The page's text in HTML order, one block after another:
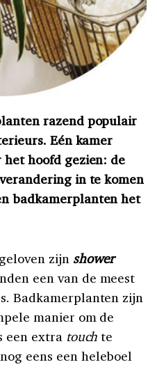
razend populair
Eén kamer
hoofd gezien: de
in te komen
badkamerplanten het
zijn shower
een van de meest
Badkamerplanten zijn
manier om de
een extra touch te
eens een heleboel